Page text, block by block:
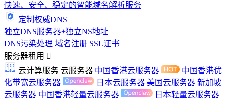
快速、安全、稳定的智能域名解析服务
定制权威DNS
独立DNS服务器+独立NS地址
DNS污染处理 域名注册 SSL证书
服务器租用
云计算服务 云服务器 中国香港云服务器
中国香港优
化带宽云服务器
日本云服务器 美国云服务器 新加坡
云服务器 中国香港轻量云服务器
日本轻量云服务器